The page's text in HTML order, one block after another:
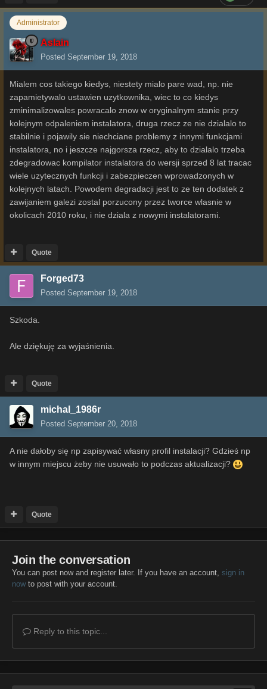
Administrator
Aslain
Posted September 19, 2018
Mialem cos takiego kiedys, niestety mialo pare wad, np. nie
zapamietywalo ustawien uzytkownika, wiec to co kiedys
zminimalizowales powracalo znow w oryginalnym stanie przy
kolejnym odpaleniem instalatora, druga rzecz ze nie dzialalo to
stabilnie i pojawily sie niechciane problemy z innymi funkcjami
instalatora, no i jeszcze najgorsza rzecz, aby to dzialalo trzeba
zdegradowac kompilator instalatora do wersji sprzed 8 lat tracac
wiele uzytecznych funkcji i zabezpieczen wprowadzonych w
kolejnych latach. Powodem degradacji jest to ze ten dodatek z
zawijaniem galezi zostal porzucony przez tworce wlasnie w
okolicach 2010 roku, i nie dziala z nowymi instalatorami.
Quote
Forged73
Posted September 19, 2018
Szkoda.
Ale dziękuję za wyjaśnienia.
Quote
michal_1986r
Posted September 20, 2018
A nie dałoby się np zapisywać własny profil instalacji? Gdzieś np
w innym miejscu żeby nie usuwało to podczas aktualizacji?
Quote
Join the conversation
You can post now and register later. If you have an account, sign in
nowto post with your account.
Reply to this topic...